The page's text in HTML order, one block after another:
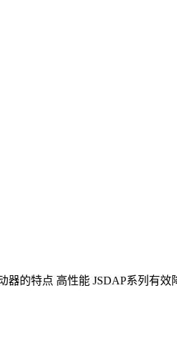
器的特点 高性能 JSDAP系列有